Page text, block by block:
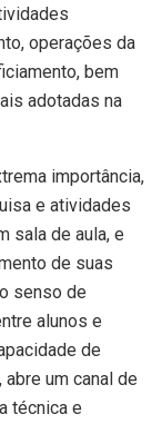
operações da
bem
adotadas na
importância,
e atividades
sala de aula, e
de suas
senso de
alunos e
de
um canal de
técnica e